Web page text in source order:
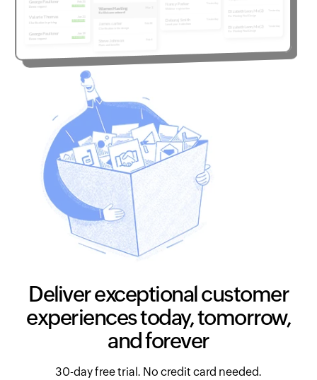
Deliver exceptional customer
experiences today, tomorrow,
and forever
30-day free trial. No credit card needed.